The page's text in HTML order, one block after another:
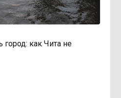
город: как Чита не